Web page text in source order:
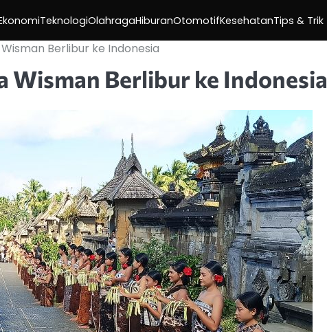
TeknologiOlahragaHiburanOtomotifKesehatanTips & Trik
Berlibur ke Indonesia
Wisman Berlibur ke Indonesia